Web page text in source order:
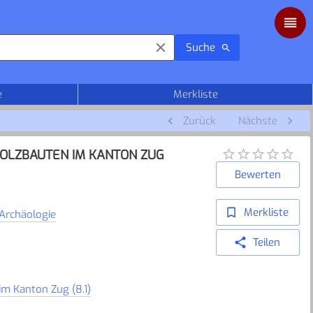
Suche
Merkliste
Zurück
Nächste
IM KANTON ZUG
Kanton Zug (8.1)
Bewerten
Merkliste
Teilen